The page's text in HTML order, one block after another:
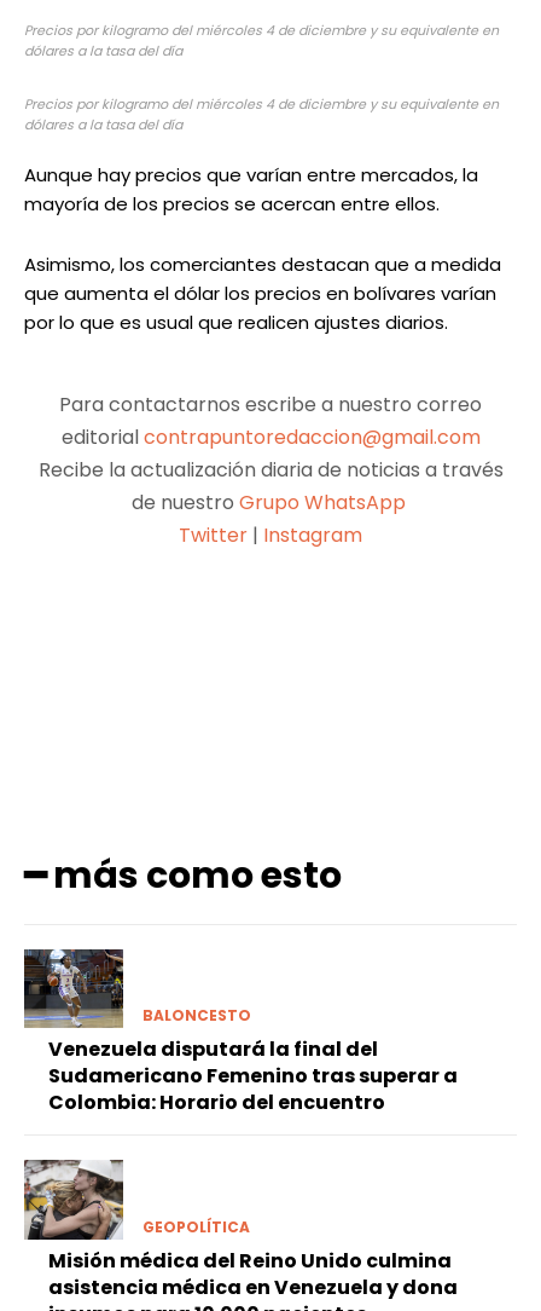
Precios por kilogramo del miércoles 4 de diciembre y su equivalente en
dólares a la tasa del día
Precios por kilogramo del miércoles 4 de diciembre y su equivalente en
dólares a la tasa del día
Aunque hay precios que varían entre mercados, la
mayoría de los precios se acercan entre ellos.
Asimismo, los comerciantes destacan que a medida
que aumenta el dólar los precios en bolívares varían
por lo que es usual que realicen ajustes diarios.
Para contactarnos escribe a nuestro correo
editorialcontrapuntoredaccion@gmail.com
Recibe la actualización diaria de noticias a través
de nuestro Grupo WhatsApp
Twitter | Instagram
━ más como esto
BALONCESTO
Venezuela disputará la final del
Sudamericano Femenino tras superar a
Colombia: Horario del encuentro
GEOPOLÍTICA
Misión médica del Reino Unido culmina
asistencia médica en Venezuela y dona